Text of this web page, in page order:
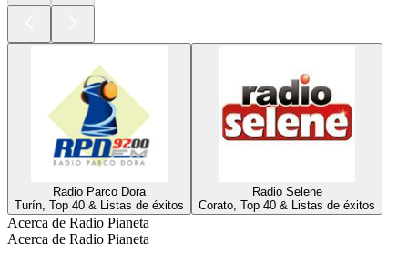
Radio Parco Dora
Turín, Top 40 & Listas de éxitos
Radio Selene
Corato, Top 40 & Listas de éxitos
Acerca de Radio Pianeta
Acerca de Radio Pianeta